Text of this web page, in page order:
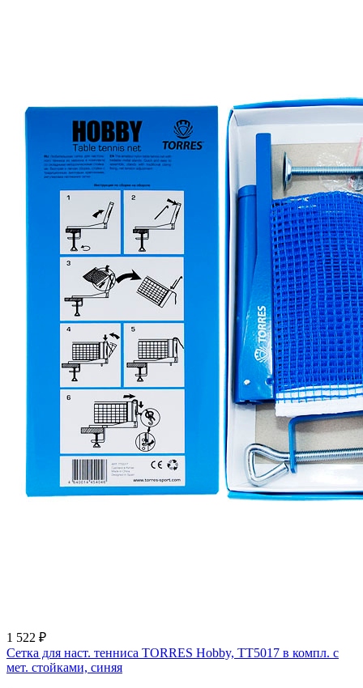
1 522 ₽
Сетка для наст. тенниса TORRES Hobby, TT5017 в компл. с
мет. стойками, синяя